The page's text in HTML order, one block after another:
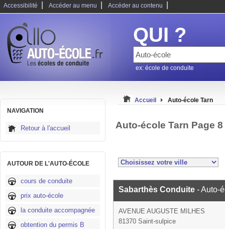
Accessibilité Accéder au menu Accéder au contenu
QUI ?
ex: école de conduite
NAVIGATION
Retour à l'accueil
AUTOUR DE L'AUTO-ÉCOLE
cours de conduite
prix auto-école
la conduite accompagnée
obtention du permis B
Accueil Auto-école Tarn
Auto-école Tarn Page 8
Sabarthès Conduite - Auto-
AVENUE AUGUSTE MILHES
81370 Saint-sulpice